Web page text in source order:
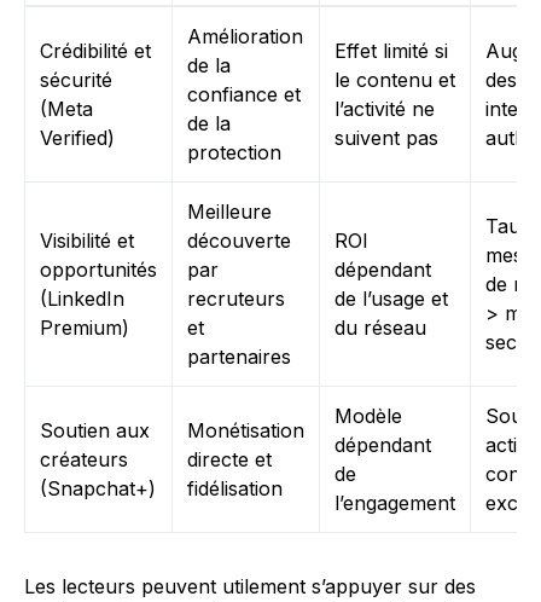
Crédibilité et
sécurité
(Meta
Verified)
Amélioration
de la
confiance et
de la
protection
Effet limité si
le contenu et
l’activité ne
suivent pas
des
Visibilité et
opportunités
(LinkedIn
Premium)
Meilleure
découverte
par
recruteurs
et
partenaires
ROI
dépendant
de l’usage et
du réseau
Taux
de
>
Soutien aux
créateurs
(Snapchat+)
Monétisation
directe et
fidélisation
Modèle
dépendant
de
l’engagement
actifs
Les lecteurs peuvent utilement s’appuyer sur des